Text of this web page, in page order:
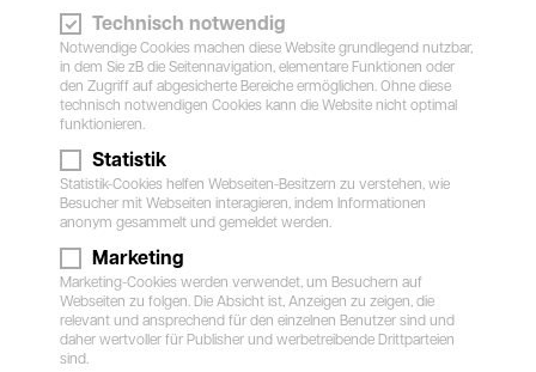
Außenreinigung
textile Waschstraße + Drive In Kassa
geöffnet
Info Point + Cafe
geöffnet
Technisch notwendig
Notwendige Cookies machen diese Website grundlegend nutzbar,
in dem Sie zB die Seitennavigation, elementare Funktionen oder
den Zugriff auf abgesicherte Bereiche ermöglichen. Ohne diese
technisch notwendigen Cookies kann die Website nicht optimal
funktionieren.
Statistik
Statistik-Cookies helfen Webseiten-Besitzern zu verstehen, wie
Besucher mit Webseiten interagieren, indem Informationen
anonym gesammelt und gemeldet werden.
Marketing
Marketing-Cookies werden verwendet, um Besuchern auf
Webseiten zu folgen. Die Absicht ist, Anzeigen zu zeigen, die
relevant und ansprechend für den einzelnen Benutzer sind und
daher wertvoller für Publisher und werbetreibende Drittparteien
sind.